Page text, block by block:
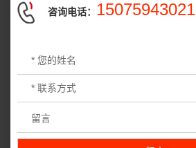
咨询电话： 15075943021